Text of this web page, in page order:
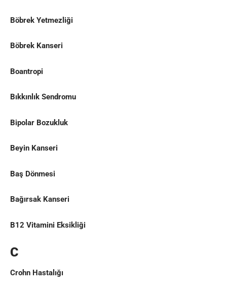
Böbrek Yetmezliği
Böbrek Kanseri
Boantropi
Bıkkınlık Sendromu
Bipolar Bozukluk
Beyin Kanseri
Baş Dönmesi
Bağırsak Kanseri
B12 Vitamini Eksikliği
C
Crohn Hastalığı